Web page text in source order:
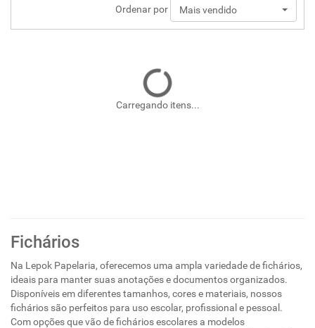
Ordenar por Mais vendido
Carregando itens...
Fichários
Na Lepok Papelaria, oferecemos uma ampla variedade de fichários,
ideais para manter suas anotações e documentos organizados.
Disponíveis em diferentes tamanhos, cores e materiais, nossos
fichários são perfeitos para uso escolar, profissional e pessoal.
Com opções que vão de fichários escolares a modelos